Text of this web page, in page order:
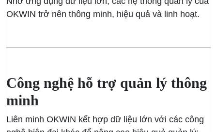
OKWIN trở nên thông minh, hiệu quả và linh hoạt.
Công nghệ hỗ trợ quản lý thông
minh
Liên minh OKWIN kết hợp dữ liệu lớn với các công